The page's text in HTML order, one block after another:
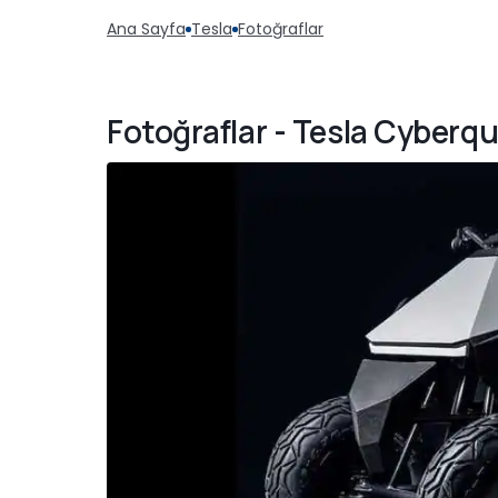
Ana Sayfa Tesla Fotoğraflar
Fotoğraflar - Tesla